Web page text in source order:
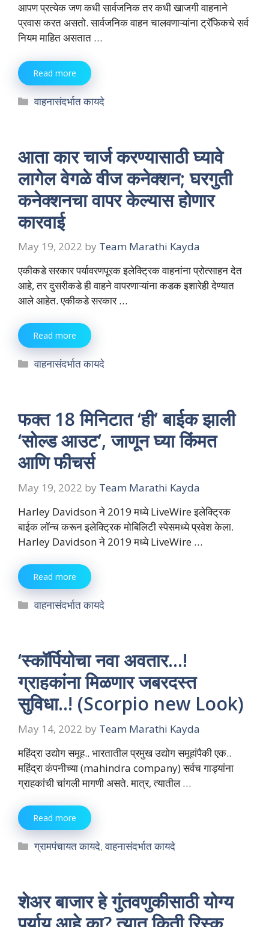
आपण प्रत्येक जण कधी सार्वजनिक तर कधी खाजगी वाहनाने
प्रवास करत असतो. सार्वजनिक वाहन चालवणाऱ्यांना ट्रॅफिकचे सर्व
नियम माहित असतात …
Read more
Categories
वाहनासंदर्भात कायदे
आता कार चार्ज करण्यासाठी घ्यावे
लागेल वेगळे वीज कनेक्शन; घरगुती
कनेक्शनचा वापर केल्यास होणार
कारवाई
May 19, 2022 by Team Marathi Kayda
एकीकडे सरकार पर्यावरणपूरक इलेक्ट्रिक वाहनांना प्रोत्साहन देत
आहे, तर दुसरीकडे ही वाहने वापरणाऱ्यांना कडक इशारेही देण्यात
आले आहेत. एकीकडे सरकार …
Read more
Categories
वाहनासंदर्भात कायदे
फक्त 18 मिनिटात ‘ही’ बाईक झाली
‘सोल्ड आउट’, जाणून घ्या किंमत
आणि फीचर्स
May 19, 2022 by Team Marathi Kayda
Harley Davidson ने 2019 मध्ये LiveWire इलेक्ट्रिक
बाईक लॉन्च करून इलेक्ट्रिक मोबिलिटी स्पेसमध्ये प्रवेश केला.
Harley Davidson ने 2019 मध्ये LiveWire …
Read more
Categories
वाहनासंदर्भात कायदे
‘स्कॉर्पियोचा नवा अवतार…!
ग्राहकांना मिळणार जबरदस्त
सुविधा..! (Scorpio new Look)
May 14, 2022 by Team Marathi Kayda
महिंद्रा उद्योग समूह.. भारतातील प्रमुख उद्योग समूहांपैकी एक..
महिंद्रा कंपनीच्या (mahindra company) सर्वच गाड्यांना
ग्राहकांची चांगली मागणी असते. मात्र, त्यातील …
Read more
Categories
ग्रामपंचायत कायदे,वाहनासंदर्भात कायदे
शेअर बाजार हे गुंतवणुकीसाठी योग्य